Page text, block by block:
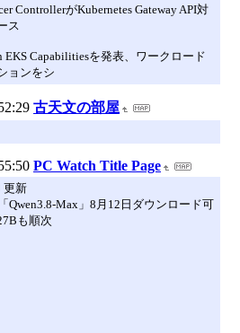
ControllerがKubernetes Gateway API対
ス
EKS Capabilitiesを発表、ワークロード
ョンをシ
古天文の部屋
PC Watch Title Page
更新
Qwen3.8-Max」8月12日ダウンロード可
も順次